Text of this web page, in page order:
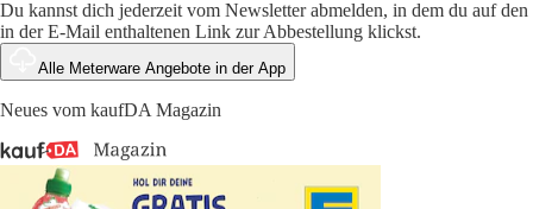
Du kannst dich jederzeit vom Newsletter abmelden, in dem du auf den
in der E-Mail enthaltenen Link zur Abbestellung klickst.
Alle Meterware Angebote in der App
Neues vom kaufDA Magazin